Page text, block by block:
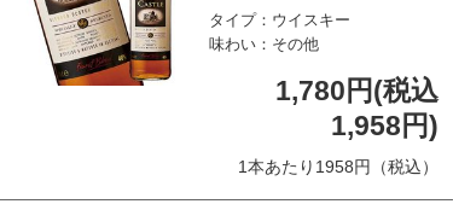
タイプ：ウイスキー
味わい：その他
1,780円(税込
1,958円)
1本あたり1958円（税込）